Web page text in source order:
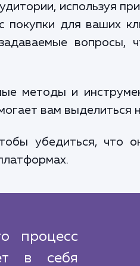
используя
для ваших
вопросы,
методы и
вам выделиться
убедиться, что
процесс
в себя